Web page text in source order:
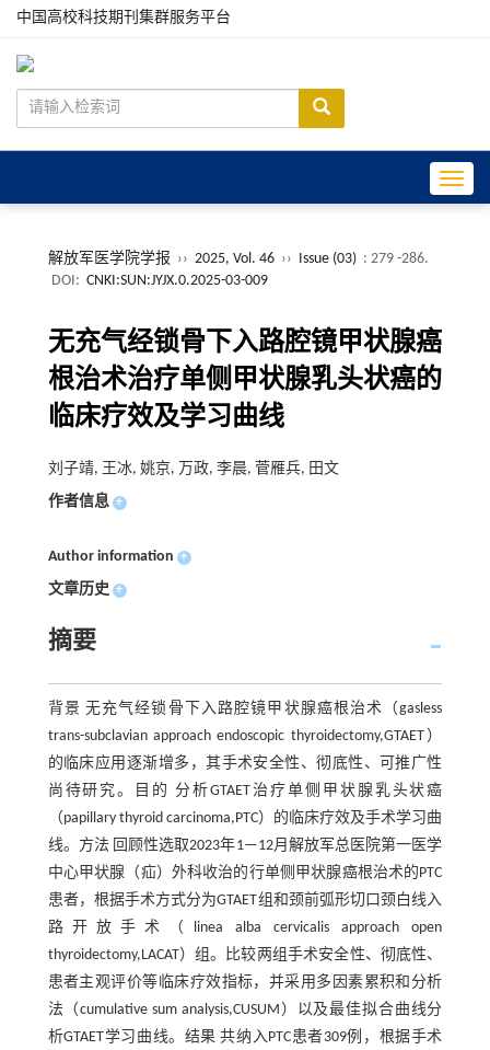
中国高校科技期刊集群服务平台
解放军医学院学报 ›› 2025, Vol. 46 ›› Issue (03) : 279 -286.
DOI: CNKI:SUN:JYJX.0.2025-03-009
无充气经锁骨下入路腔镜甲状腺癌
根治术治疗单侧甲状腺乳头状癌的
临床疗效及学习曲线
刘子靖, 王冰, 姚京, 万政, 李晨, 菅雁兵, 田文
作者信息 +
Author information +
文章历史 +
摘要
背景 无充气经锁骨下入路腔镜甲状腺癌根治术（gasless
trans-subclavian approach endoscopic thyroidectomy,GTAET）
的临床应用逐渐增多，其手术安全性、彻底性、可推广性
尚待研究。目的 分析GTAET治疗单侧甲状腺乳头状癌
（papillary thyroid carcinoma,PTC）的临床疗效及手术学习曲
线。方法 回顾性选取2023年1—12月解放军总医院第一医学
中心甲状腺（疝）外科收治的行单侧甲状腺癌根治术的PTC
患者，根据手术方式分为GTAET组和颈前弧形切口颈白线入
路开放手术（linea alba cervicalis approach open
thyroidectomy,LACAT）组。比较两组手术安全性、彻底性、
患者主观评价等临床疗效指标，并采用多因素累积和分析
法（cumulative sum analysis,CUSUM）以及最佳拟合曲线分
析GTAET学习曲线。结果 共纳入PTC患者309例，根据手术